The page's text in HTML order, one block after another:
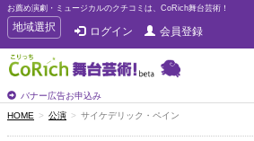
お薦め演劇・ミュージカルのクチコミは、CoRich舞台芸術！
T
o
g
g
e
n
a
地域選択 ログイン 会員登録
バナー広告お申込み
HOME 公演 サイケデリック・ペイン